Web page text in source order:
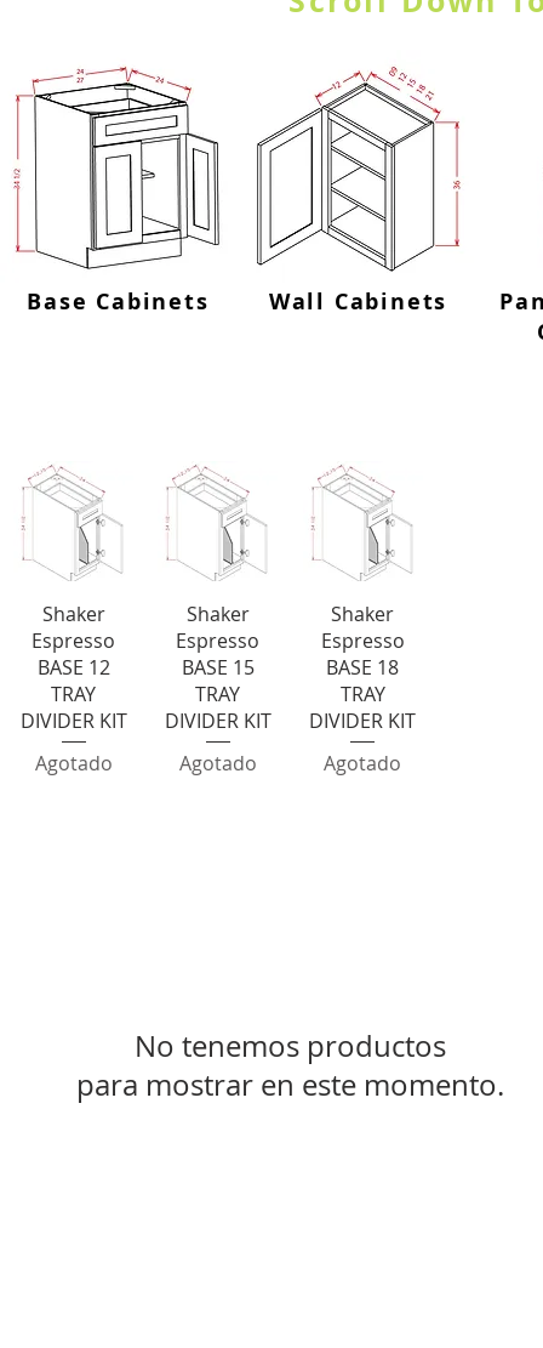
Base Cabinets Wall Cabinets
Vista rápida
Shaker
Espresso
BASE 12
TRAY
DIVIDER KIT
Agotado
Vista rápida
Shaker
Espresso
BASE 15
TRAY
DIVIDER KIT
Agotado
Vista rápida
Shaker
Espresso
BASE 18
TRAY
DIVIDER KIT
Agotado
No tenemos productos
para mostrar en este momento.